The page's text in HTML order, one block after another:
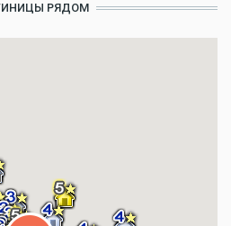
РЯДОМ